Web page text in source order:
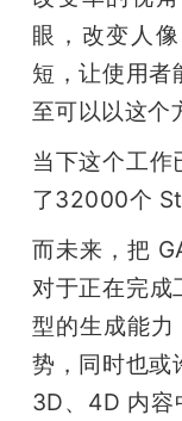
眼，改变人
短，让使用者
至可以以这个
当下这个工
了32000个
而未来，把
对于正在完
型的生成能
势，同时也或
3D、4D 内容